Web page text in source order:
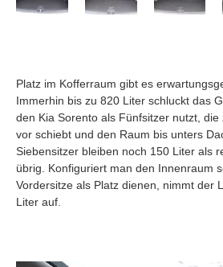
Platz im Kofferraum gibt es
Immerhin bis zu 820 Liter schluckt das
den Kia Sorento als Fünfsitzer nutzt,
vor schiebt und den Raum bis unters
Siebensitzer bleiben noch 150 Liter als
übrig. Konfiguriert man den Innenraum
Vordersitze als Platz dienen, nimmt der
Liter auf.